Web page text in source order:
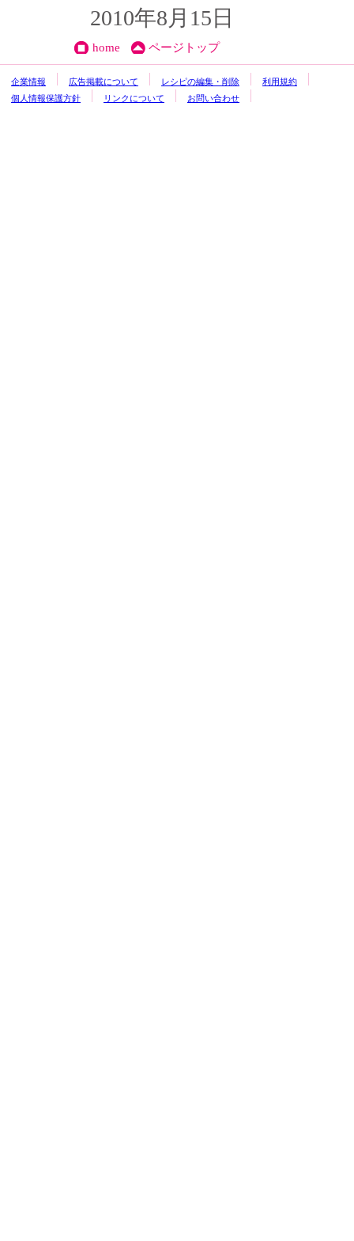
2010年8月15日
home ページトップ
企業情報 広告掲載について レシピの編集・削除
利用規約
個人情報保護方針
リンクについて お問い合わせ